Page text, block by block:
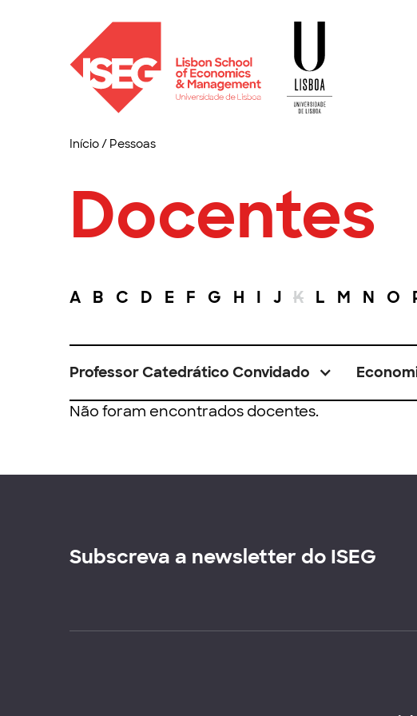
Início/ Pessoas
Docentes
A B C D E F G H I J K L M N O
Professor Catedrático Convidado
Não foram encontrados docentes.
Subscreva a newsletter do ISEG